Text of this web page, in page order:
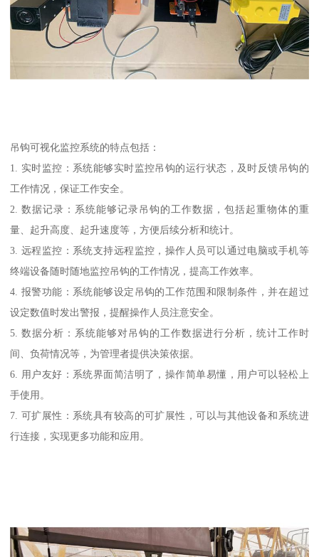
吊钩可视化监控系统的特点包括：
1. 实时监控：系统能够实时监控吊钩的运行状态，及时反馈吊钩的
工作情况，保证工作安全。
2. 数据记录：系统能够记录吊钩的工作数据，包括起重物体的重
量、起升高度、起升速度等，方便后续分析和统计。
3. 远程监控：系统支持远程监控，操作人员可以通过电脑或手机等
终端设备随时随地监控吊钩的工作情况，提高工作效率。
4. 报警功能：系统能够设定吊钩的工作范围和限制条件，并在超过
设定数值时发出警报，提醒操作人员注意安全。
5. 数据分析：系统能够对吊钩的工作数据进行分析，统计工作时
间、负荷情况等，为管理者提供决策依据。
6. 用户友好：系统界面简洁明了，操作简单易懂，用户可以轻松上
手使用。
7. 可扩展性：系统具有较高的可扩展性，可以与其他设备和系统进
行连接，实现更多功能和应用。